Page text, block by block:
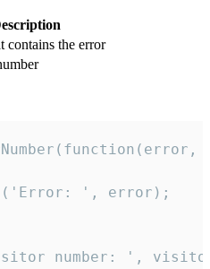
contains the error
', error);
number: ',